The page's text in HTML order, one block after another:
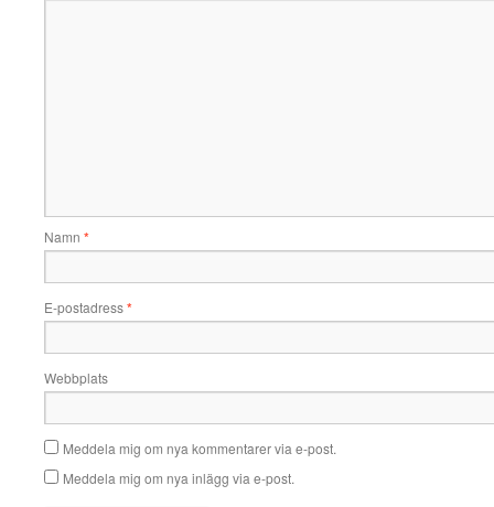
Namn *
E-postadress*
Webbplats
Meddela mig om nya kommentarer via e-post.
Meddela mig om nya inlägg via e-post.